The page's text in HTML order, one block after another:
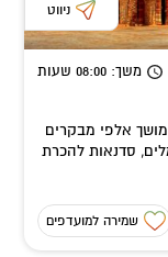
ניווט
משך: 08:00 שעות
אלפי מבקרים
סדנאות להכרת
שמירה למועדפים